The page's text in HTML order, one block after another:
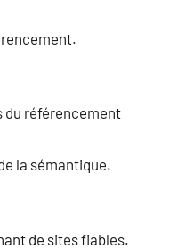
du référencement
la sémantique.
de sites fiables.